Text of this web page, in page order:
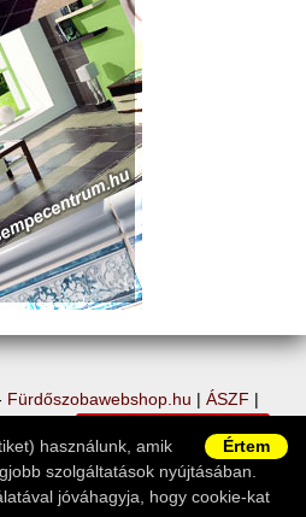
Értem
használunk, amik
szolgáltatások nyújtásában.
jóváhagyja, hogy cookie-kat
Fürdőszobawebshop.hu ÁSZF
Elállás a szerződéstől
|